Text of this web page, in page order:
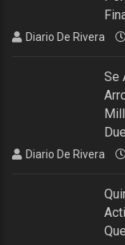
Diario De Rivera
Se
Diario De Rivera